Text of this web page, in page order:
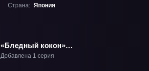
Страна: Япония
«Бледный кокон»
ОВА-1
Добавлена 1 серия